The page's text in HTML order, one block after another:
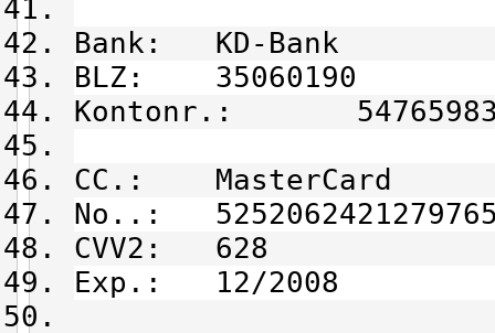
Bank: KD-Bank
BLZ: 35060190
Kontonr.:
CC.: MasterCard
No..:
CVV2: 628
Exp.: 12/2008